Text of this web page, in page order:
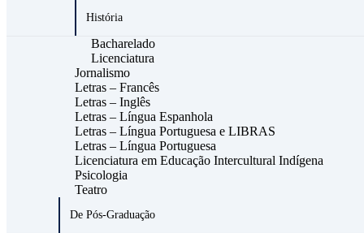
História
Bacharelado
Licenciatura
Jornalismo
Letras – Francês
Letras – Inglês
Letras – Língua Espanhola
Letras – Língua Portuguesa e LIBRAS
Letras – Língua Portuguesa
Licenciatura em Educação Intercultural Indígena
Psicologia
Teatro
De Pós-Graduação